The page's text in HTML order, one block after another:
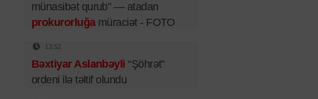
münasibət qurub” — atadan
prokurorluğamüraciət - FOTO
13:52
Bəxtiyar Aslanbəyli “Şöhrət”
ordeni ilə təltif olundu